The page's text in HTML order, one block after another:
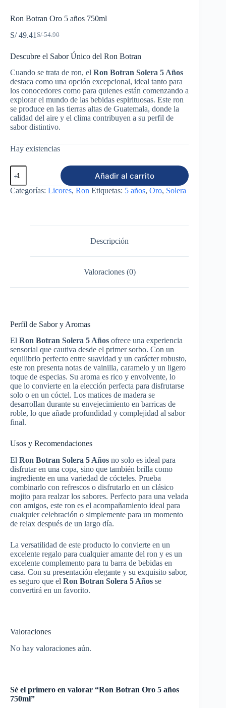
Ron Botran Oro 5 años 750ml
S/54.90
El
original
S/ 54.90.
S/49.41El
actual
S/ 49.41.
Descubre el Sabor Único del Ron Botran
Cuando se trata de ron, el Ron Botran Solera 5 Años
destaca como una opción excepcional, ideal tanto para
los conocedores como para quienes están comenzando a
explorar el mundo de las bebidas espirituosas. Este ron
se produce en las tierras altas de Guatemala, donde la
calidad del aire y el clima contribuyen a su perfil de
sabor distintivo.
Hay existencias
Ron
Botran
Oro
5
Añadir al carrito
Categorías: Licores, Ron Etiquetas: 5 años, Oro, Solera
Descripción
Valoraciones (0)
Perfil de Sabor y Aromas
El Ron Botran Solera 5 Años ofrece una experiencia
sensorial que cautiva desde el primer sorbo. Con un
equilibrio perfecto entre suavidad y un carácter robusto,
este ron presenta notas de vainilla, caramelo y un ligero
toque de especias. Su aroma es rico y envolvente, lo
que lo convierte en la elección perfecta para disfrutarse
solo o en un cóctel. Los matices de madera se
desarrollan durante su envejecimiento en barricas de
roble, lo que añade profundidad y complejidad al sabor
final.
Usos y Recomendaciones
El Ron Botran Solera 5 Años no solo es ideal para
disfrutar en una copa, sino que también brilla como
ingrediente en una variedad de cócteles. Prueba
combinarlo con refrescos o disfrutarlo en un clásico
mojito para realzar los sabores. Perfecto para una velada
con amigos, este ron es el acompañamiento ideal para
cualquier celebración o simplemente para un momento
de relax después de un largo día.
La versatilidad de este producto lo convierte en un
excelente regalo para cualquier amante del ron y es un
excelente complemento para tu barra de bebidas en
casa. Con su presentación elegante y su exquisito sabor,
es seguro que el Ron Botran Solera 5 Años se
convertirá en un favorito.
Valoraciones
No hay valoraciones aún.
Sé el primero en valorar “Ron Botran Oro 5 años
750ml”